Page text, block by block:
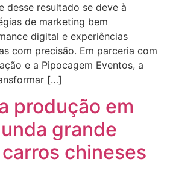
desse resultado se deve à
de marketing bem
digital e experiências
com precisão. Em parceria com
e a Pipocagem Eventos, a
[…]
produção em
grande
chineses